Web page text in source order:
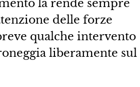
la rende sempre
delle forze
qualche intervento
liberamente sul